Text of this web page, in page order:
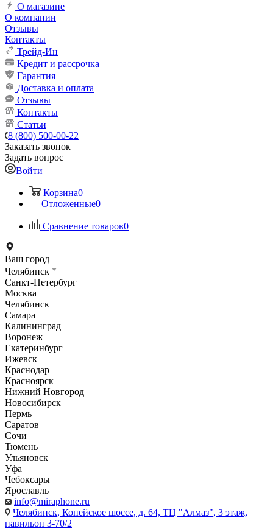
О магазине
О компании
Отзывы
Контакты
Трейд-Ин
Кредит и рассрочка
Гарантия
Доставка и оплата
Отзывы
Контакты
Статьи
8 (800) 500-00-22
Заказать звонок
Задать вопрос
Войти
Корзина0
Отложенные0
Сравнение товаров0
Ваш город
Челябинск
Санкт-Петербург
Москва
Челябинск
Самара
Калининград
Воронеж
Екатеринбург
Ижевск
Краснодар
Красноярск
Нижний Новгород
Новосибирск
Пермь
Саратов
Сочи
Тюмень
Ульяновск
Уфа
Чебоксары
Ярославль
info@miraphone.ru
Челябинск, Копейское шоссе, д. 64, ТЦ "Алмаз", 3 этаж,
павильон 3-70/2